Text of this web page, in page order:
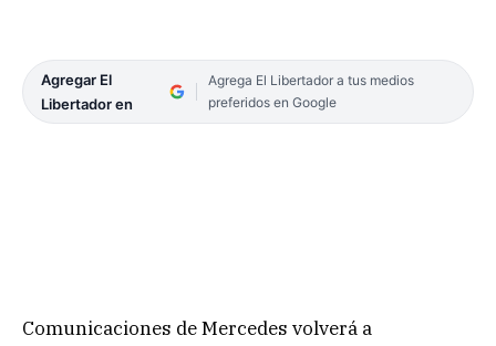
Agregar El
Libertador en
Agrega El Libertador a tus medios
preferidos en Google
Comunicaciones de Mercedes volverá a